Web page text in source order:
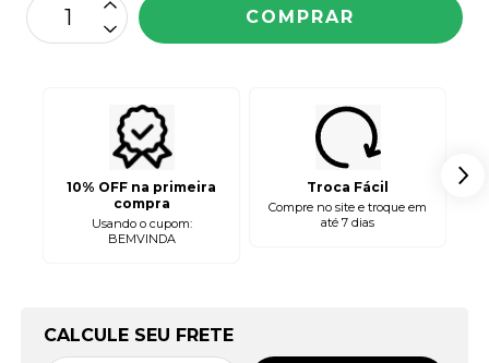
10% OFF na primeira
compra
Usando o cupom:
BEMVINDA
Troca Fácil
Compre no site e troque em
até 7 dias
OPÇÕES DE FRETE
CALCULE SEU FRETE